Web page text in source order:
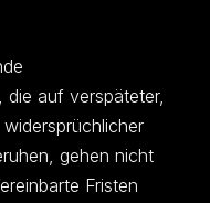
die auf verspäteter,
gehen nicht
Fristen